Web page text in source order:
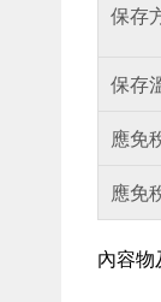
保存
保存
應免
應免
內容